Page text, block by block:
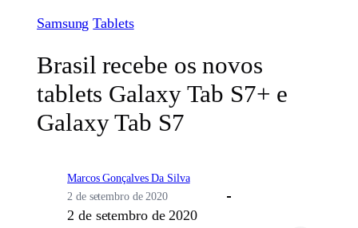
Samsung Tablets
Brasil recebe os novos
tablets Galaxy Tab S7+ e
Galaxy Tab S7
Marcos Gonçalves Da Silva
2 de setembro de 2020
2 de setembro de 2020